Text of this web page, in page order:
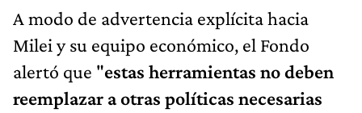
A modo de advertencia explícita hacia
Milei y su equipo económico, el Fondo
alertó que "estas herramientas no deben
reemplazar a otras políticas necesarias